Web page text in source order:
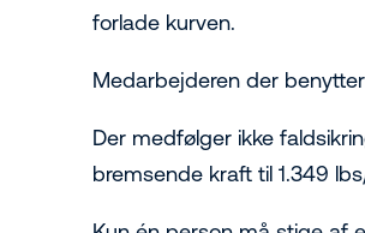
forlade kurven.
Medarbejderen der
Der medfølger ikke
bremsende kraft til 1.349